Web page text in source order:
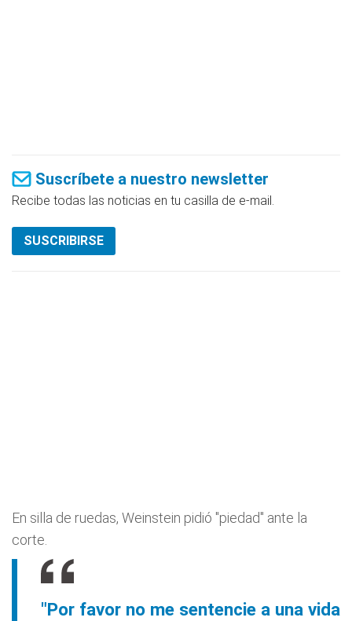
Suscríbete a nuestro newsletter
Recibe todas las noticias en tu casilla de e-mail.
SUSCRIBIRSE
En silla de ruedas, Weinstein pidió "piedad" ante la
corte.
"Por favor no me sentencie a una vida